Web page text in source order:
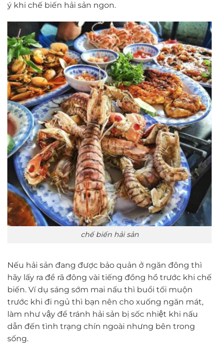
ý khi chế biến hải sản ngon.
chế biến hải sản
Nếu hải sản đang được bảo quản ở ngăn đông thì
hãy lấy ra để rã đông vài tiếng đồng hồ trước khi chế
biến. Ví dụ sáng sớm mai nấu thì buổi tối muộn
trước khi đi ngủ thì bạn nên cho xuống ngăn mát,
làm như vậy để tránh hải sản bị sốc nhiệt khi nấu
dẫn đến tình trạng chín ngoài nhưng bên trong
sống.